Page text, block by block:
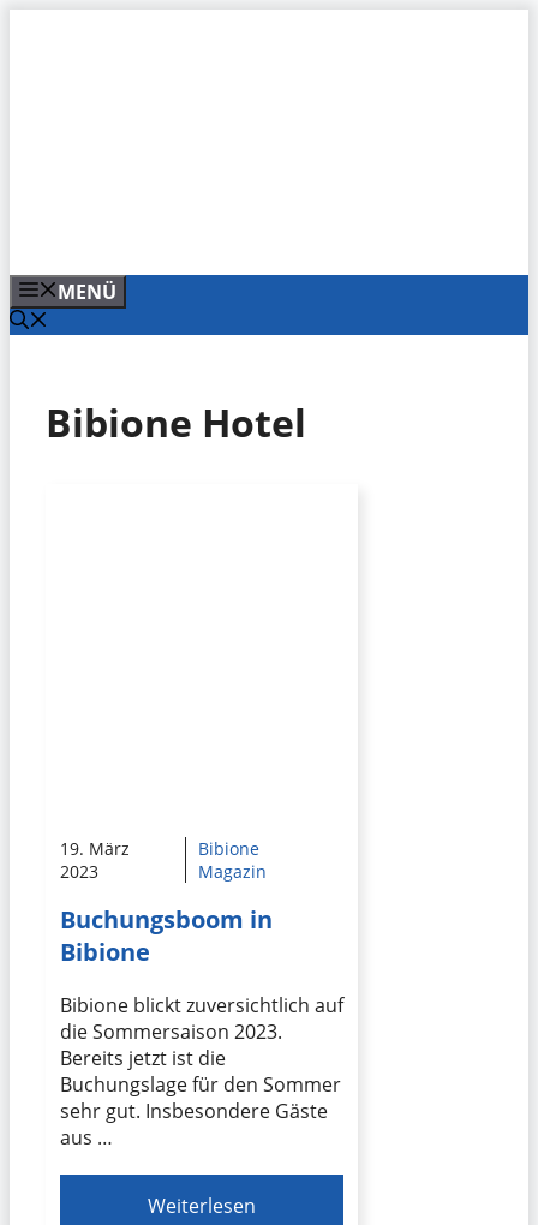
MENÜ
Bibione Hotel
19. März
2023
Bibione
Magazin
Buchungsboom in
Bibione
Bibione blickt zuversichtlich auf
die Sommersaison 2023.
Bereits jetzt ist die
Buchungslage für den Sommer
sehr gut. Insbesondere Gäste
aus …
Weiterlesen